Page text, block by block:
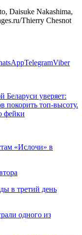
Daisuke Nakashima,
Thierry Chesnot
TelegramViber
Беларуси уверяет:
покорить топ-высоту.
фейки
«Ислочи» в
в третий день
одного из